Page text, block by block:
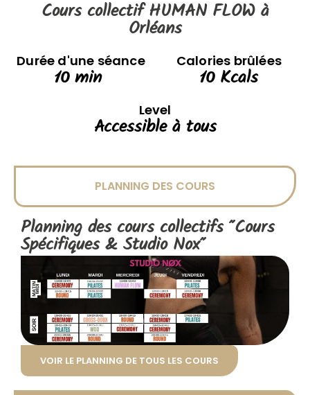
Cours collectif HUMAN FLOW à
Orléans
Durée d'une séance
10 min
Calories brûlées
10 Kcals
Level
Accessible à tous
PLANNING DES COURS
Planning des cours collectifs "Cours
Spécifiques& Studio Nox"
VOIR LE PLANNING DE TOUS LES COURS